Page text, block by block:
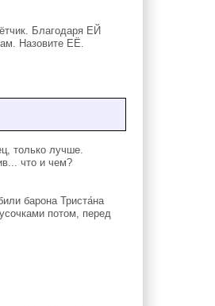
Благодаря ЕЙ
Назовите ЕЁ.
только лучше.
что и чем?
барона Триста́на
потом, перед